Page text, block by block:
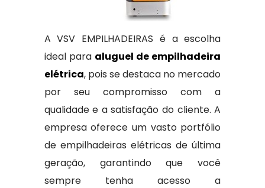
A VSV EMPILHADEIRAS é a escolha
ideal para aluguel de empilhadeira
elétrica, pois se destaca no mercado
por seu compromisso com a
qualidade e a satisfação do cliente. A
empresa oferece um vasto portfólio
de empilhadeiras elétricas de última
geração, garantindo que você
sempre tenha acesso a